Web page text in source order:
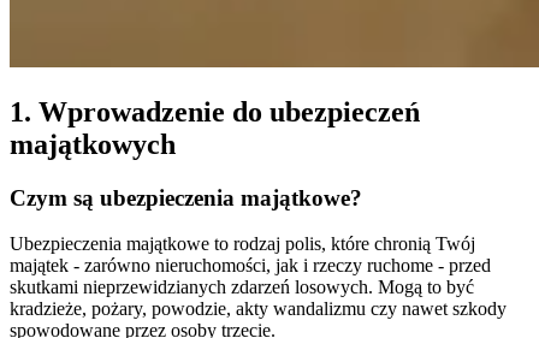
1. Wprowadzenie do ubezpieczeń
majątkowych
Czym są ubezpieczenia majątkowe?
Ubezpieczenia majątkowe to rodzaj polis, które chronią Twój
majątek - zarówno nieruchomości, jak i rzeczy ruchome - przed
skutkami nieprzewidzianych zdarzeń losowych. Mogą to być
kradzieże, pożary, powodzie, akty wandalizmu czy nawet szkody
spowodowane przez osoby trzecie.